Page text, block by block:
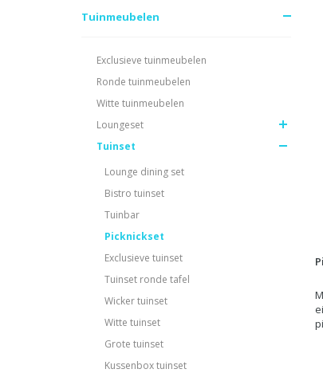
Tuinmeubelen
Exclusieve tuinmeubelen
Ronde tuinmeubelen
Witte tuinmeubelen
Loungeset
Tuinset
Lounge dining set
Bistro tuinset
Tuinbar
Picknickset
Exclusieve tuinset
Tuinset ronde tafel
Wicker tuinset
Witte tuinset
Grote tuinset
Kussenbox tuinset